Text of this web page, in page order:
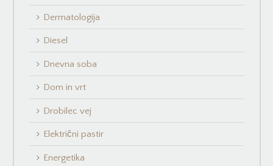
Dermatologija
Diesel
Dnevna soba
Dom in vrt
Drobilec vej
Električni pastir
Energetika